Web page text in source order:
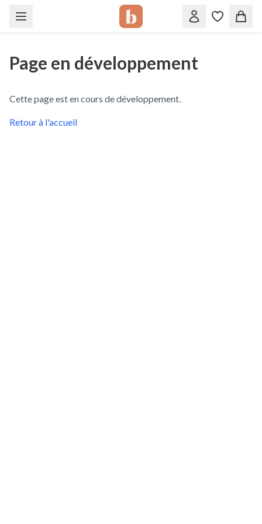
Page en développement
Cette page est en cours de développement.
Retour à l'accueil